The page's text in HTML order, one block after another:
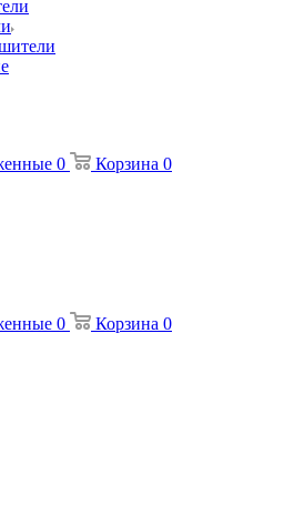
0 Корзина 0
0 Корзина 0